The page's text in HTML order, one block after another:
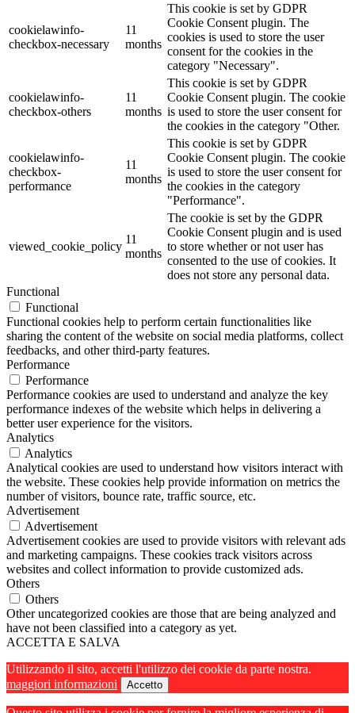
cookielawinfo-
checkbox-necessary
11
months
This cookie is set by GDPR
Cookie Consent plugin. The
cookies is used to store the user
consent for the cookies in the
category "Necessary".
cookielawinfo-
checkbox-others
11
months
This cookie is set by GDPR
Cookie Consent plugin. The cookie
is used to store the user consent for
the cookies in the category "Other.
cookielawinfo-
checkbox-
performance
11
months
This cookie is set by GDPR
Cookie Consent plugin. The cookie
is used to store the user consent for
the cookies in the category
"Performance".
viewed_cookie_policy
11
months
The cookie is set by the GDPR
Cookie Consent plugin and is used
to store whether or not user has
consented to the use of cookies. It
does not store any personal data.
Functional
Functional
Functional cookies help to perform certain functionalities like
sharing the content of the website on social media platforms, collect
feedbacks, and other third-party features.
Performance
Performance
Performance cookies are used to understand and analyze the key
performance indexes of the website which helps in delivering a
better user experience for the visitors.
Analytics
Analytics
Analytical cookies are used to understand how visitors interact with
the website. These cookies help provide information on metrics the
number of visitors, bounce rate, traffic source, etc.
Advertisement
Advertisement
Advertisement cookies are used to provide visitors with relevant ads
and marketing campaigns. These cookies track visitors across
websites and collect information to provide customized ads.
Others
Others
Other uncategorized cookies are those that are being analyzed and
have not been classified into a category as yet.
ACCETTA E SALVA
Utilizzando il sito, accetti l'utilizzo dei cookie da parte nostra.
maggiori informazioni
Accetto